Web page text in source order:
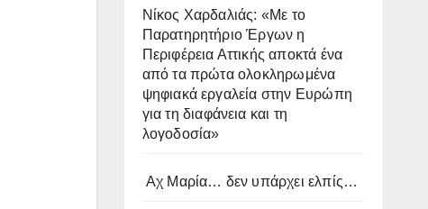
Νίκος Χαρδαλιάς: «Με το
Παρατηρητήριο Έργων η
Περιφέρεια Αττικής αποκτά ένα
από τα πρώτα ολοκληρωμένα
ψηφιακά εργαλεία στην Ευρώπη
για τη διαφάνεια και τη
λογοδοσία»
Αχ Μαρία… δεν υπάρχει ελπίς…